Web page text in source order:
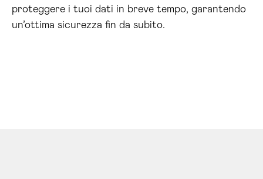
proteggere i tuoi dati in breve tempo, garantendo
un’ottima sicurezza fin da subito.